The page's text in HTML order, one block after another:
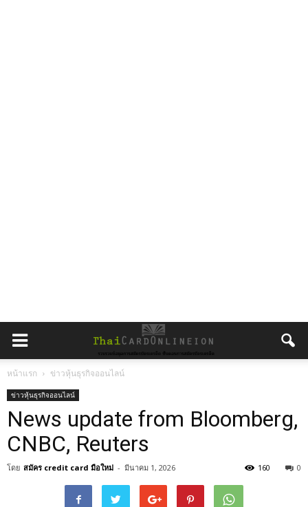
หน้าแรก ข่าวหุ้นธุรกิจออนไลน์
ข่าวหุ้นธุรกิจออนไลน์
News update from Bloomberg,
CNBC, Reuters
โดย สมัคร credit card มือใหม่ - มีนาคม 1, 2026 0
160